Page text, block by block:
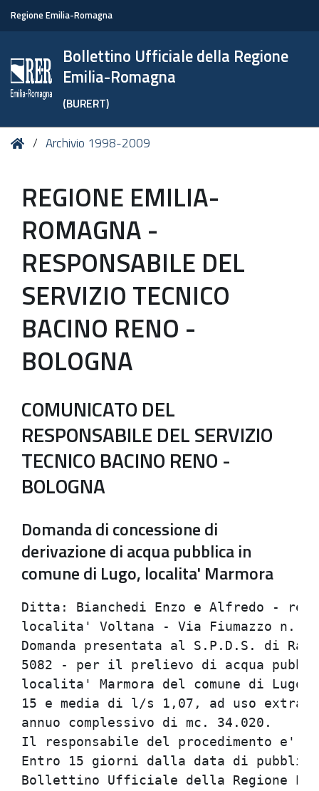
Regione Emilia-Romagna
Bollettino Ufficiale della Regione
Emilia-Romagna
(BURERT)
Tu HomeArchivio 1998-2009
REGIONE EMILIA-
ROMAGNA -
RESPONSABILE DEL
SERVIZIO TECNICO
BACINO RENO -
BOLOGNA
COMUNICATO DEL
RESPONSABILE DEL SERVIZIO
TECNICO BACINO RENO -
BOLOGNA
Domanda di concessione di
derivazione di acqua pubblica in
comune di Lugo, localita' Marmora
Ditta: Bianchedi Enzo e
localita' Voltana - Via
Domanda presentata al
5082 - per il prelievo di
localita' Marmora del comune
15 e media di l/s 1,07, ad uso
annuo
Il responsabile del
Entro 15 giorni dalla data di
Bollettino Ufficiale della